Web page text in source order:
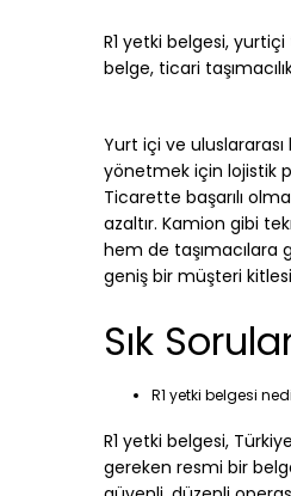
R1 yetki belgesi,
belge, ticari
Yurt içi ve uluslararası
yönetmek için lojistik
Ticarette başarılı
azaltır. Kamion gibi
hem de taşımacılara
geniş bir müşteri
Sık
R1 yetki belgesi
R1 yetki belgesi,
gereken resmi bir